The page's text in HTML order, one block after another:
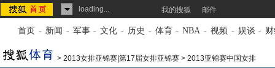
loading... 我的搜狐 邮件
首页 - 新闻 - 军事 - 文化 - 历史 - 体育 - NBA - 视频 - 娱谈 -
> 2013女排亚锦赛|第17届女排亚锦赛 > 2013亚锦赛中国女排